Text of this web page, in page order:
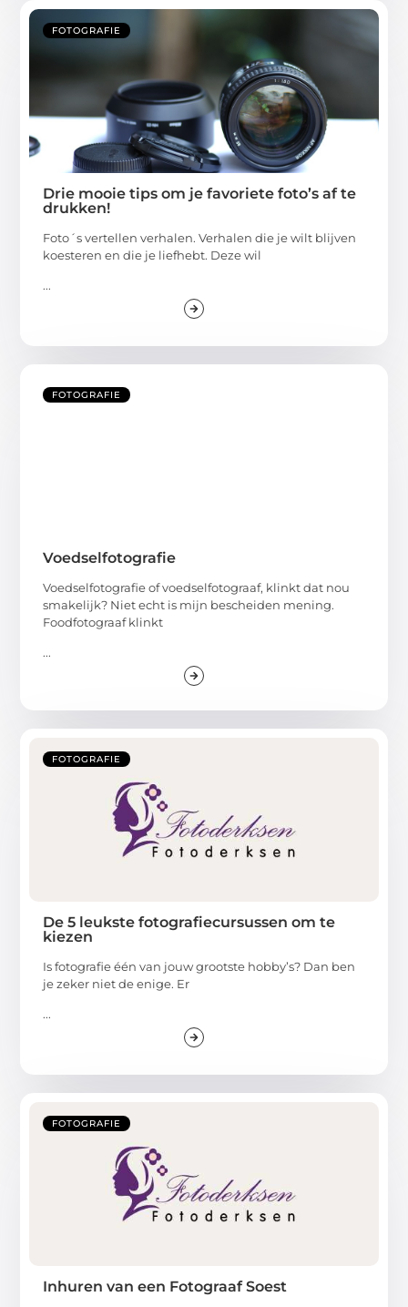
FOTOGRAFIE
Drie mooie tips om je favoriete foto’s af te
drukken!
Foto´s vertellen verhalen. Verhalen die je wilt blijven
koesteren en die je liefhebt. Deze wil
...
FOTOGRAFIE
Voedselfotografie
Voedselfotografie of voedselfotograaf, klinkt dat nou
smakelijk? Niet echt is mijn bescheiden mening.
Foodfotograaf klinkt
...
FOTOGRAFIE
De 5 leukste fotografiecursussen om te
kiezen
Is fotografie één van jouw grootste hobby’s? Dan ben
je zeker niet de enige. Er
...
FOTOGRAFIE
Inhuren van een Fotograaf Soest